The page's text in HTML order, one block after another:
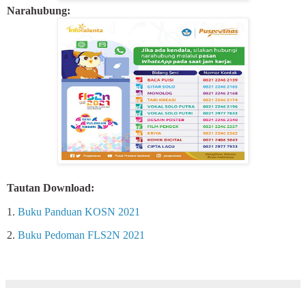
Narahubung:
Tautan Download:
1. Buku Panduan KOSN 2021
2. Buku Pedoman FLS2N 2021